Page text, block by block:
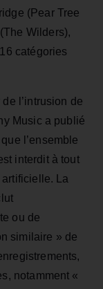
(Pear Tree
Wilders),
catégories
l’intrusion de
Music a publié
l’ensemble
interdit à tout
artificielle. La
ou de
similaire » de
notamment «